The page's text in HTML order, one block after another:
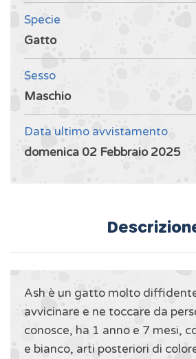
Specie
Gatto
Sesso
Maschio
Data ultimo avvistamento
domenica 02 Febbraio 2025
Ash è un gatto molto
avvicinare e ne toccare da
conosce, ha 1 anno e 7 mesi,
e bianco, arti posteriori di